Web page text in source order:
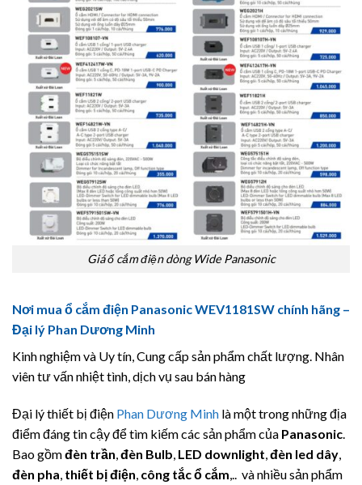
Giá ổ cắm điện dòng Wide Panasonic
Nơi mua ổ cắm điện Panasonic WEV1181SW chính hãng –
Đại lý Phan Dương Minh
Kinh nghiệm và Uy tín, Cung cấp sản phẩm chất lượng. Nhân
viên tư vấn nhiệt tình, dịch vụ sau bán hàng
Đại lý thiết bị điện Phan Dương Minh là một trong những địa
điểm đáng tin cậy để tìm kiếm các sản phẩm của Panasonic.
Bao gồmđèn trần,đèn Bulb, LED downlight,đèn led dây,
đèn pha, thiết bị điện, công tắc ổ cắm,.. và nhiều sản phẩm